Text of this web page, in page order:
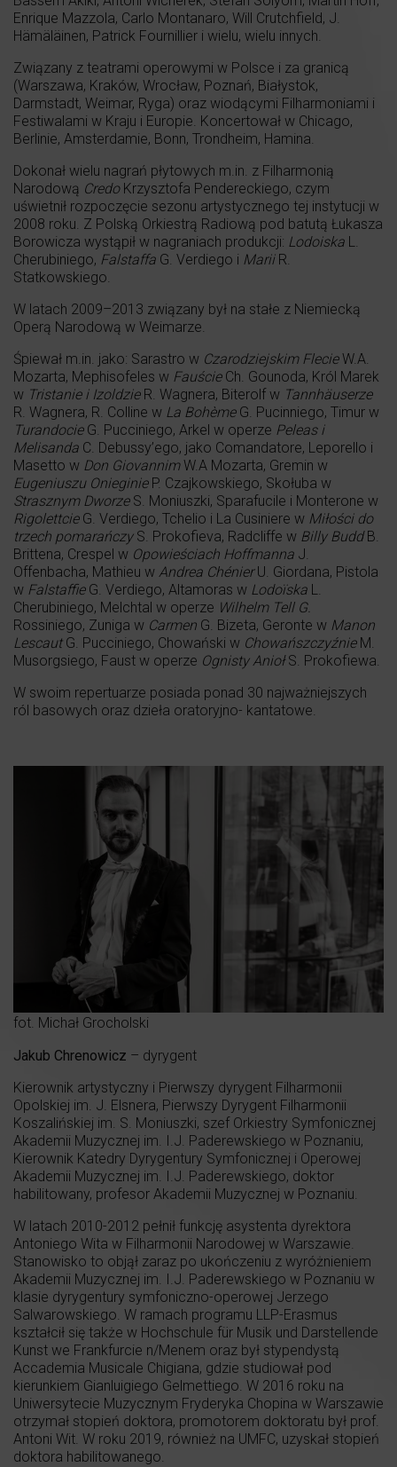
Enrique Mazzola, Carlo Montanaro, Will Crutchfield, J.
Hämäläinen, Patrick Fournillier i wielu, wielu innych.
Związany z teatrami operowymi w Polsce i za granicą
(Warszawa, Kraków, Wrocław, Poznań, Białystok,
Darmstadt, Weimar, Ryga) oraz wiodącymi Filharmoniami i
Festiwalami w Kraju i Europie. Koncertował w Chicago,
Berlinie, Amsterdamie, Bonn, Trondheim, Hamina.
Dokonał wielu nagrań płytowych m.in. z Filharmonią
Narodową CredoKrzysztofa Pendereckiego, czym
uświetnił rozpoczęcie sezonu artystycznego tej instytucji w
2008 roku. Z Polską Orkiestrą Radiową pod batutą Łukasza
Borowicza wystąpił w nagraniach produkcji: Lodoiska L.
Cherubiniego, Falstaffa G. Verdiego i MariiR.
Statkowskiego.
W latach 2009–2013 związany był na stałe z Niemiecką
Operą Narodową w Weimarze.
Śpiewał m.in. jako: Sarastro w Czarodziejskim FlecieW.A.
Mozarta, Mephisofeles w FauścieCh. Gounoda, Król Marek
w Tristanie i IzoldzieR. Wagnera, Biterolf w Tannhäuserze
R. Wagnera, R. Colline w La Bohème G. Pucinniego, Timur w
TurandocieG. Pucciniego, Arkel w operze Peleas i
Melisanda C. Debussy’ego, jako Comandatore, Leporello i
Masetto w Don GiovannimW.A Mozarta, Gremin w
Eugeniuszu Onieginie P. Czajkowskiego, Skołuba w
Strasznym Dworze S. Moniuszki, Sparafucile i Monterone w
Rigolettcie G. Verdiego, Tchelio i La Cusiniere w Miłości do
trzech pomarańczyS. Prokofieva, Radcliffe w Billy BuddB.
Brittena, Crespel w Opowieściach Hoffmanna J.
Offenbacha, Mathieu w Andrea ChénierU. Giordana, Pistola
w Falstaffie G. Verdiego, Altamoras w Lodoïska L.
Cherubiniego, Melchtal w operze Wilhelm Tell G.
Rossiniego, Zuniga w Carmen G. Bizeta, Geronte w Manon
Lescaut G. Pucciniego, Chowański w Chowańszczyźnie M.
Musorgsiego, Faust w operze Ognisty AniołS. Prokofiewa.
W swoim repertuarze posiada ponad 30 najważniejszych
ról basowych oraz dzieła oratoryjno- kantatowe.
fot. Michał Grocholski
Jakub Chrenowicz – dyrygent
Kierownik artystyczny i Pierwszy dyrygent Filharmonii
Opolskiej im. J. Elsnera, Pierwszy Dyrygent Filharmonii
Koszalińskiej im. S. Moniuszki, szef Orkiestry Symfonicznej
Akademii Muzycznej im. I.J. Paderewskiego w Poznaniu,
Kierownik Katedry Dyrygentury Symfonicznej i Operowej
Akademii Muzycznej im. I.J. Paderewskiego, doktor
habilitowany, profesor Akademii Muzycznej w Poznaniu.
W latach 2010-2012 pełnił funkcję asystenta dyrektora
Antoniego Wita w Filharmonii Narodowej w Warszawie.
Stanowisko to objął zaraz po ukończeniu z wyróżnieniem
Akademii Muzycznej im. I.J. Paderewskiego w Poznaniu w
klasie dyrygentury symfoniczno-operowej Jerzego
Salwarowskiego. W ramach programu LLP-Erasmus
kształcił się także w Hochschule für Musik und Darstellende
Kunst we Frankfurcie n/Menem oraz był stypendystą
Accademia Musicale Chigiana, gdzie studiował pod
kierunkiem Gianluigiego Gelmettiego. W 2016 roku na
Uniwersytecie Muzycznym Fryderyka Chopina w Warszawie
otrzymał stopień doktora, promotorem doktoratu był prof.
Antoni Wit. W roku 2019, również na UMFC, uzyskał stopień
doktora habilitowanego.